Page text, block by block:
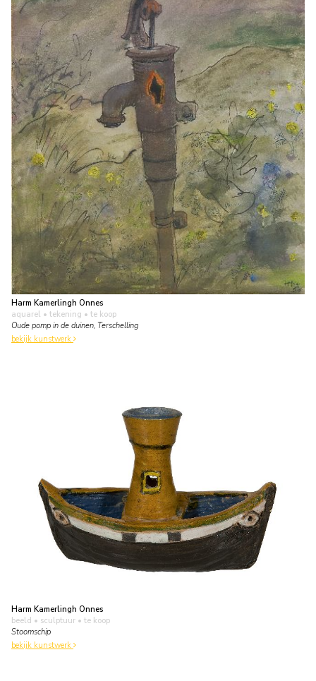
Harm Kamerlingh Onnes
aquarel • tekening • te koop
Oude pomp in de duinen, Terschelling
bekijk kunstwerk
Harm Kamerlingh Onnes
beeld • sculptuur • te koop
Stoomschip
bekijk kunstwerk